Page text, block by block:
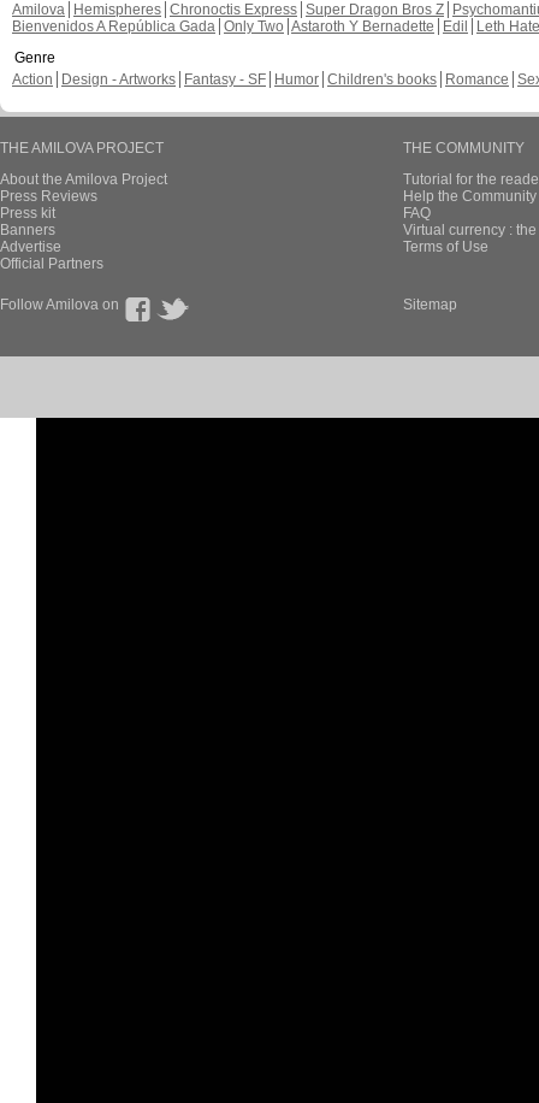
Amilova
Hemispheres Chronoctis Express Super Dragon Bros Z
Bienvenidos A República Gada Only Two Astaroth Y Bernadette Edil
Leth Hate
Genre
Action
Design - Artworks Fantasy - SF Humor Children's books Romance
THE AMILOVA PROJECT
About the Amilova Project
Press Reviews
Press kit
Banners
Advertise
Official Partners
THE COMMUNITY
Tutorial for the
Help the
FAQ
Virtual currency :
Terms of Use
Follow Amilova on Sitemap